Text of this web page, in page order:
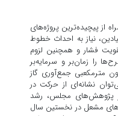
از پیچیده‌ترین پروژه‌های
نیاز به احداث خطوط
فشار و همچنین لزوم
را زمان‌بر و سرمایه‌بر
از همین رو، افزایش ۹ میلیون مترمکعبی جمع‌آوری گاز
نشانه‌ای از حرکت در
پژوهش‌های مجلس، رشد
مشعل در نخستین سال